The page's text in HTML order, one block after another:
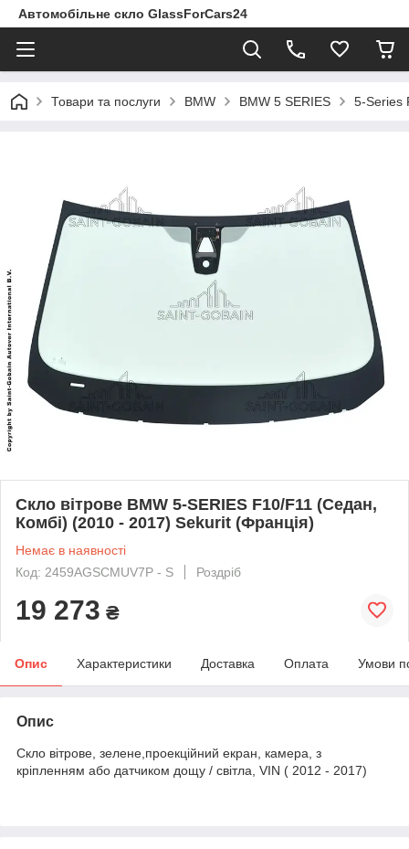
Автомобільне скло GlassForCars24
Товари та послуги BMW BMW 5 SERIES 5-Series
Скло вітрове BMW 5-SERIES F10/F11 (Седан,
Комбі) (2010 - 2017) Sekurit (Франція)
Немає в наявності
Код: 2459AGSCMUV7P - S
Роздріб
19 273 ₴
Опис Характеристики Доставка Оплата Умови
Опис
Скло вітрове, зелене,проекційний екран, камера, з
кріпленням або датчиком дощу / світла, VIN ( 2012 - 2017)